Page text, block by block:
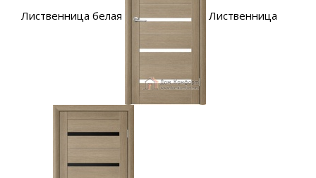
Лиственница белая Лиственница